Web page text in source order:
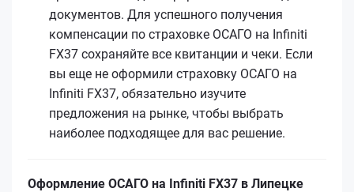
документов. Для успешного получения
компенсации по страховке ОСАГО на Infiniti
FX37 сохраняйте все квитанции и чеки. Если
вы еще не оформили страховку ОСАГО на
Infiniti FX37, обязательно изучите
предложения на рынке, чтобы выбрать
наиболее подходящее для вас решение.
Оформление ОСАГО на Infiniti FX37 в Липецке